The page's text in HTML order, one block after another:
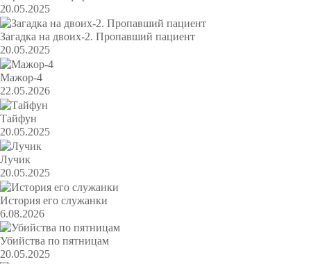
20.05.2025
Загадка на двоих-2. Пропавший пациент
20.05.2025
Мажор-4
22.05.2026
Тайфун
20.05.2025
Лучик
20.05.2025
История его служанки
6.08.2026
Убийства по пятницам
20.05.2025